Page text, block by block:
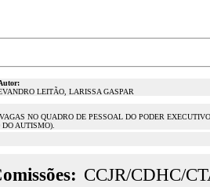
LEITÃO, LARISSA GASPAR
NO QUADRO DE PESSOAL DO PODER
AUTISMO).
CCJR/CDHC/